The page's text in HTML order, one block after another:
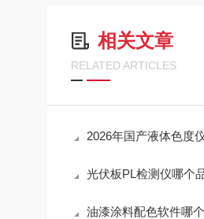
相关文章
RELATED ARTICLES
2026年国产液体色度
光伏板PL检测仪哪个
油漆涂料配色软件哪个好用？主流品牌产品